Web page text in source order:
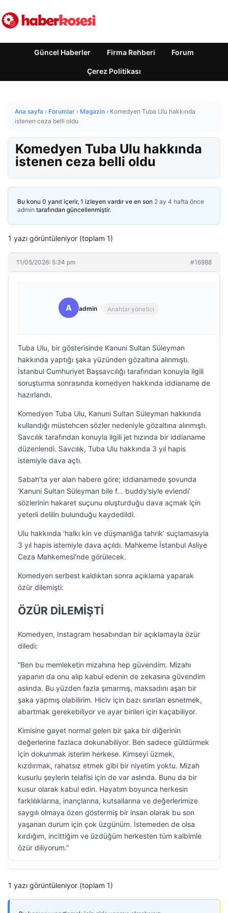
Güncel Haberler Firma Rehberi Forum
Çerez Politikası
Ana sayfa › Forumlar › Magazin › Komedyen Tuba Ulu hakkında
istenen ceza belli oldu
Komedyen Tuba Ulu hakkında
istenen ceza belli oldu
Bu konu 0 yanıt içerir, 1 izleyen vardır ve en son 2 ay 4 hafta önce
admin tarafından güncellenmiştir.
1 yazı görüntüleniyor (toplam 1)
11/05/2026: 5:34 pm #16988
A admin Anahtar yönetici
Tuba Ulu, bir gösterisinde Kanuni Sultan Süleyman
hakkında yaptığı şaka yüzünden gözaltına alınmıştı.
İstanbul Cumhuriyet Başsavcılığı tarafından konuyla ilgili
soruşturma sonrasında komedyen hakkında iddianame de
hazırlandı.
Komedyen Tuba Ulu, Kanuni Sultan Süleyman hakkında
kullandığı müstehcen sözler nedeniyle gözaltına alınmıştı.
Savcılık tarafından konuyla ilgili jet hızında bir iddianame
düzenlendi. Savcılık, Tuba Ulu hakkında 3 yıl hapis
istemiyle dava açtı.
Sabah’ta yer alan habere göre; iddianamede şovunda
‘Kanuni Sultan Süleyman bile f… buddy’siyle evlendi’
sözlerinin hakaret suçunu oluşturduğu dava açmak için
yeterli delilin bulunduğu kaydedildi.
Ulu hakkında ‘halkı kin ve düşmanlığa tahrik’ suçlamasıyla
3 yıl hapis istemiyle dava açıldı. Mahkeme İstanbul Asliye
Ceza Mahkemesi’nde görülecek.
Komedyen serbest kaldıktan sonra açıklama yaparak
özür dilemişti:
ÖZÜR DİLEMİŞTİ
Komedyen, Instagram hesabından bir açıklamayla özür
diledi:
“Ben bu memleketin mizahına hep güvendim. Mizahı
yapanın da onu alıp kabul edenin de zekasına güvendim
aslında. Bu yüzden fazla şımarmış, maksadını aşan bir
şaka yapmış olabilirim. Hiciv için bazı sınırları esnetmek,
abartmak gerekebiliyor ve ayar birileri için kaçabiliyor.
Kimisine gayet normal gelen bir şaka bir diğerinin
değerlerine fazlaca dokunabiliyor. Ben sadece güldürmek
için dokunmak isterim herkese. Kimseyi üzmek,
kızdırmak, rahatsız etmek gibi bir niyetim yoktu. Mizah
kusurlu şeylerin telafisi için de var aslında. Bunu da bir
kusur olarak kabul edin. Hayatım boyunca herkesin
farklılıklarına, inançlarına, kutsallarına ve değerlerimize
saygılı olmaya özen göstermiş bir insan olarak bu son
yaşanan durum için çok üzgünüm. İstemeden de olsa
kırdığım, incittiğim ve üzdüğüm herkesten tüm kalbimle
özür diliyorum.”
1 yazı görüntüleniyor (toplam 1)